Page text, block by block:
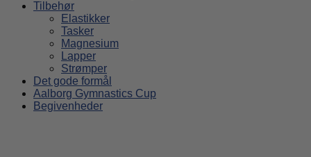
Tilbehør
Elastikker
Tasker
Magnesium
Lapper
Strømper
Det gode formål
Aalborg Gymnastics Cup
Begivenheder